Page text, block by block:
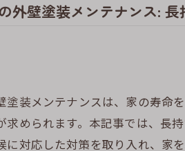
外壁塗装メンテナンス:
塗装メンテナンスは、家の寿命
求められます。本記事では、長
に対応した対策を取り入れ、家